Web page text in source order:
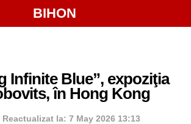
BIHON
Infinite Blue”, expoziţia
în Hong Kong
Reactualizat la: 7 May 2026 13:13